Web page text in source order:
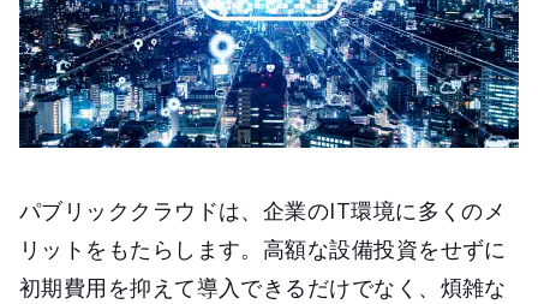
パブリッククラウドは、企業のIT環境に多くのメ
リットをもたらします。高額な設備投資をせずに
初期費用を抑えて導入できるだけでなく、煩雑な